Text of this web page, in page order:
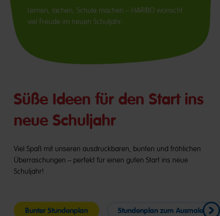
Lernen, lachen, Schule machen – HARIBO wünscht
viel Freude im neuen Schuljahr.
Süße Ideen für den Start ins
neue Schuljahr
Viel Spaß mit unseren ausdruckbaren, bunten und fröhlichen
Überraschungen – perfekt für einen guten Start ins neue
Schuljahr!
Bunter Stundenplan Stundenplan zum Ausmalen